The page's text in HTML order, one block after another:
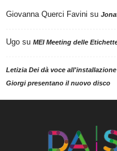
Giovanna Querci Favini su
Ugo su MEI Meeting delle
Letizia Dei dà voce
Giorgi presentano il nuovo disco